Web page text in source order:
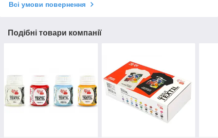
Всі умови повернення
Подібні товари компанії